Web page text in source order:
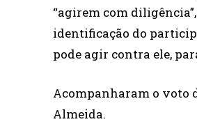
“agirem com
identificação do
pode agir contra ele,
Acompanharam o voto
Almeida.